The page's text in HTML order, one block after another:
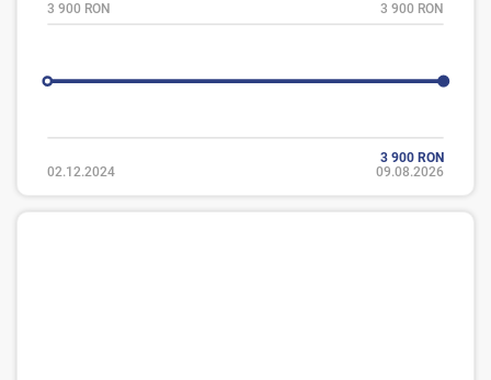
3 900 RON 3 900 RON
3 900 RON
02.12.2024
09.08.2026